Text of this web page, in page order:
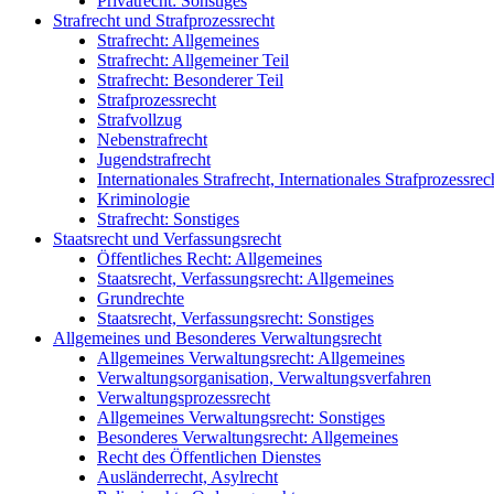
Strafrecht und Strafprozessrecht
Strafrecht: Allgemeines
Strafrecht: Allgemeiner Teil
Strafrecht: Besonderer Teil
Strafprozessrecht
Strafvollzug
Nebenstrafrecht
Jugendstrafrecht
Internationales Strafrecht, Internationales
Kriminologie
Strafrecht: Sonstiges
Staatsrecht und Verfassungsrecht
Öffentliches Recht: Allgemeines
Staatsrecht, Verfassungsrecht: Allgemeines
Grundrechte
Staatsrecht, Verfassungsrecht: Sonstiges
Allgemeines und Besonderes Verwaltungsrecht
Allgemeines Verwaltungsrecht: Allgemeines
Verwaltungsorganisation, Verwaltungsverfahren
Verwaltungsprozessrecht
Allgemeines Verwaltungsrecht: Sonstiges
Besonderes Verwaltungsrecht: Allgemeines
Recht des Öffentlichen Dienstes
Ausländerrecht, Asylrecht